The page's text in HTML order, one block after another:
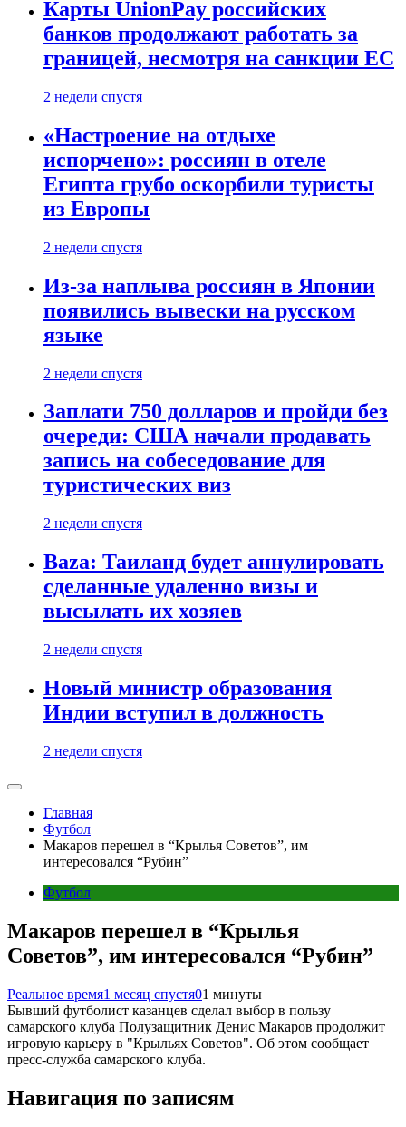
Карты UnionPay российских
банков продолжают работать за
границей, несмотря на санкции ЕС
2 недели спустя
«Настроение на отдыхе
испорчено»: россиян в отеле
Египта грубо оскорбили туристы
из Европы
2 недели спустя
Из-за наплыва россиян в Японии
появились вывески на русском
языке
2 недели спустя
Заплати 750 долларов и пройди без
очереди: США начали продавать
запись на собеседование для
туристических виз
2 недели спустя
Baza: Таиланд будет аннулировать
сделанные удаленно визы и
высылать их хозяев
2 недели спустя
Новый министр образования
Индии вступил в должность
2 недели спустя
Главная
Футбол
Макаров перешел в “Крылья Советов”, им
интересовался “Рубин”
Футбол
Макаров перешел в “Крылья
Советов”, им интересовался “Рубин”
Реальное время1 месяц спустя01 минуты
Бывший футболист казанцев сделал выбор в пользу
самарского клуба Полузащитник Денис Макаров продолжит
игровую карьеру в "Крыльях Советов". Об этом сообщает
пресс-служба самарского клуба.
Навигация по записям